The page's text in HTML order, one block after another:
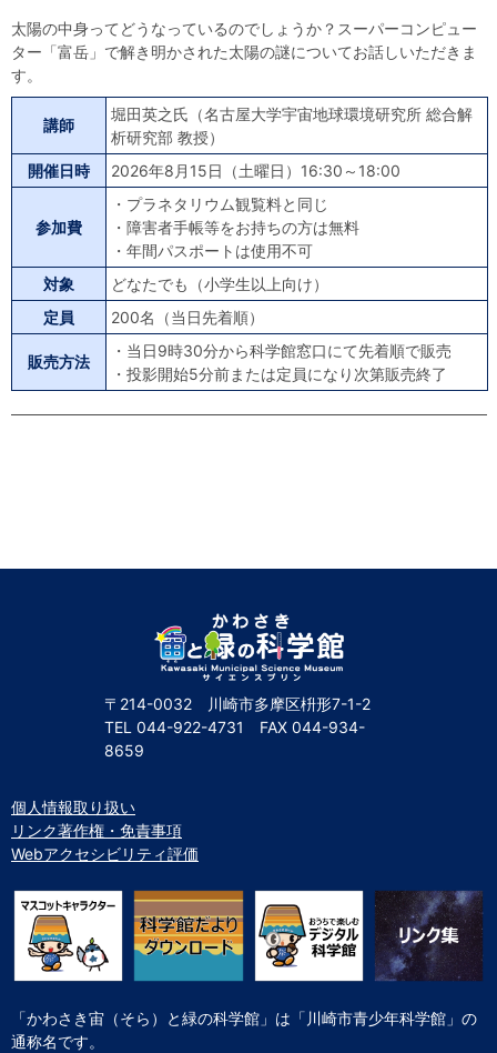
太陽の中身ってどうなっているのでしょうか？スーパーコンピュー
ター「富岳」で解き明かされた太陽の謎についてお話しいただきま
す。
講師
堀田英之氏（名古屋大学宇宙地球環境研究所 総合解
析研究部 教授）
開催日時
2026年8月15日（土曜日）16:30～18:00
参加費
・プラネタリウム観覧料と同じ
・障害者手帳等をお持ちの方は無料
・年間パスポートは使用不可
対象
どなたでも（小学生以上向け）
定員
200名（当日先着順）
販売方法
・当日9時30分から科学館窓口にて先着順で販売
・投影開始5分前または定員になり次第販売終了
〒214-0032 川崎市多摩区枡形7-1-2
TEL 044-922-4731 FAX 044-934-
8659
個人情報取り扱い
リンク著作権・免責事項
Webアクセシビリティ評価
「かわさき宙（そら）と緑の科学館」は「川崎市青少年科学館」の
通称名です。